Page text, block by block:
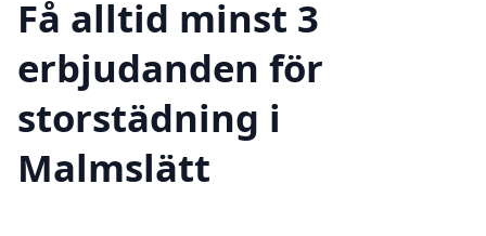
Få alltid minst 3
erbjudanden för
storstädning i
Malmslätt